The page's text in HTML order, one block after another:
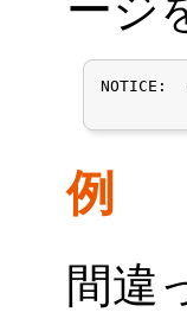
例
間違